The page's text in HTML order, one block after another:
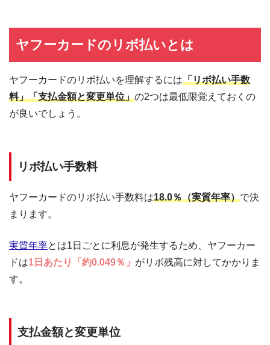
ヤフーカードのリボ払いとは
ヤフーカードのリボ払いを理解するには「リボ払い手数
料」「支払金額と変更単位」の2つは最低限覚えておくの
が良いでしょう。
リボ払い手数料
ヤフーカードのリボ払い手数料は18.0％（実質年率）で決
まります。
実質年率とは1日ごとに利息が発生するため、ヤフーカー
ドは1日あたり「約0.049％」 がリボ残高に対してかかりま
す。
支払金額と変更単位